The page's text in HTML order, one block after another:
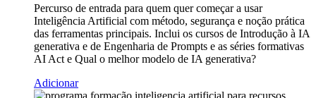
Percurso de entrada para quem quer começar a usar
Inteligência Artificial com método, segurança e noção prática
das ferramentas principais. Inclui os cursos de Introdução à IA
generativa e de Engenharia de Prompts e as séries formativas
AI Act e Qual o melhor modelo de IA generativa?
Adicionar